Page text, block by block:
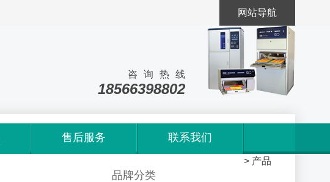
网站导航
咨询热线
18566398802
售后服务 联系我们
> 产品
品牌分类